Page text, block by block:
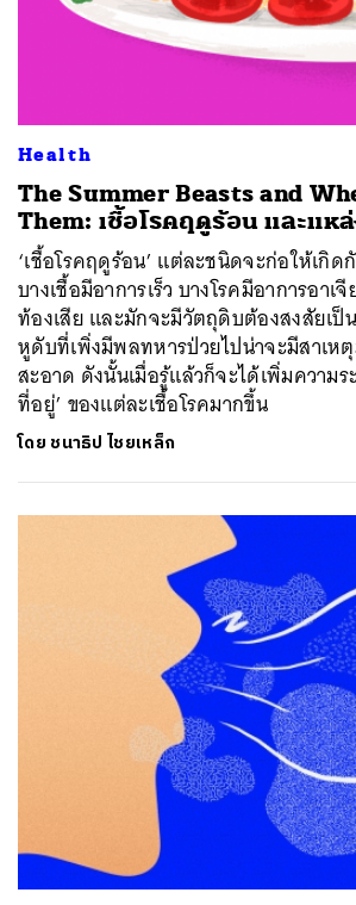
Health
The Summer Beasts and
Them: เชื้อโรคฤดูร้อน และแห
‘เชื้อโรคฤดูร้อน’ แต่ละชนิดจะก่อให้เกิ
บางเชื้อมีอาการเร็ว บางโรคมีอาการอาเ
ท้องเสีย และมักจะมีวัตถุดิบต้องสงสัยเป็น
หูดับที่เพิ่งมีพลทหารป่วยไปน่าจะมีสาเห
สะอาด ดังนั้นเมื่อรู้แล้วก็จะได้เพิ่มความร
ที่อยู่’ ของแต่ละเชื้อโรคมากขึ้น
โดย ชนาธิป ไชยเหล็ก
ค้นหา
SHARE TWEET LINE